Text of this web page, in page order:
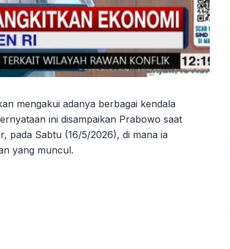
mengakui adanya berbagai kendala
ini disampaikan Prabowo saat
pada Sabtu (16/5/2026), di mana ia
yang muncul.